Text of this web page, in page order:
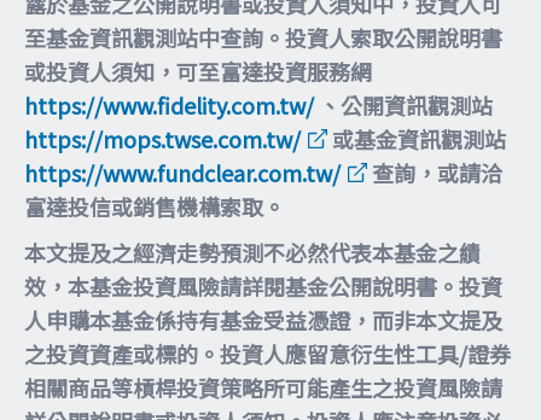
至基金資訊觀測站中查詢。投資人索取公開說明書
或投資人須知，可至富達投資服務網
https://www.fidelity.com.tw/、公開資訊觀測站
https://mops.twse.com.tw/
或基金資訊觀測站
https://www.fundclear.com.tw/
查詢，或請洽
富達投信或銷售機構索取。
本文提及之經濟走勢預測不必然代表本基金之績
效，本基金投資風險請詳閱基金公開說明書。投資
人申購本基金係持有基金受益憑證，而非本文提及
之投資資產或標的。投資人應留意衍生性工具/證券
相關商品等槓桿投資策略所可能產生之投資風險請